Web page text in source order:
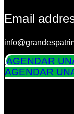
Email
AGENDAR
AGENDAR